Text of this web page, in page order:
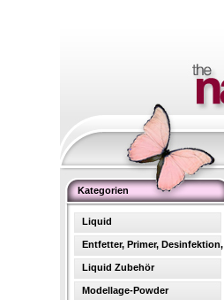
Kategorien
Liquid
Entfetter, Primer, Desinfektion,
Liquid Zubehör
Modellage-Powder